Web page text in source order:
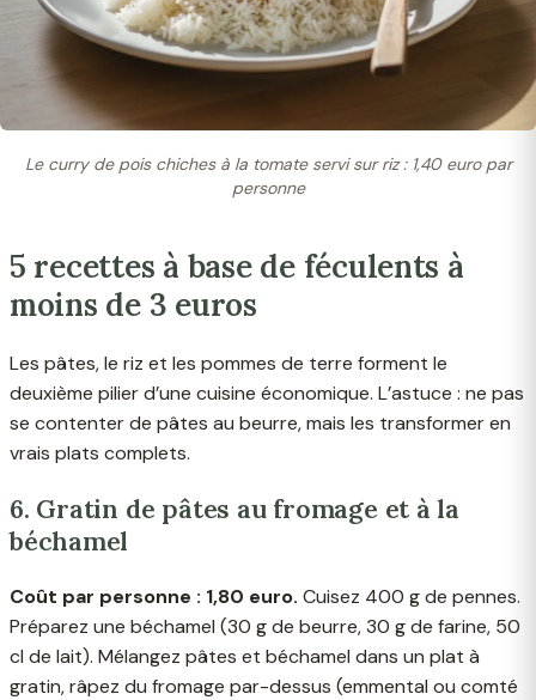
Le curry de pois chiches à la tomate servi sur riz : 1,40 euro par
personne
5 recettes à base de féculents à
moins de 3 euros
Les pâtes, le riz et les pommes de terre forment le
deuxième pilier d’une cuisine économique. L’astuce : ne pas
se contenter de pâtes au beurre, mais les transformer en
vrais plats complets.
6. Gratin de pâtes au fromage et à la
béchamel
Coût par personne : 1,80 euro. Cuisez 400 g de pennes.
Préparez une béchamel (30 g de beurre, 30 g de farine, 50
cl de lait). Mélangez pâtes et béchamel dans un plat à
gratin, râpez du fromage par-dessus (emmental ou comté